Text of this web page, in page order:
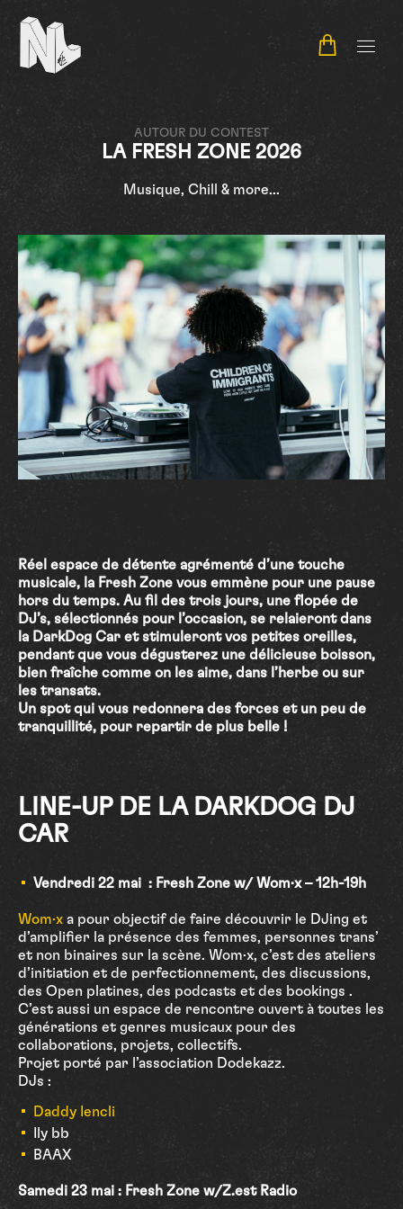
AUTOUR DU CONTEST
LA FRESH ZONE 2026
Musique, Chill & more...
Réel espace de détente agrémenté d’une touche
musicale, la Fresh Zone vous emmène pour une pause
hors du temps. Au fil des trois jours, une flopée de
DJ’s, sélectionnés pour l’occasion, se relaieront dans
la DarkDog Car et stimuleront vos petites oreilles,
pendant que vous dégusterez une délicieuse boisson,
bien fraîche comme on les aime, dans l’herbe ou sur
les transats.
Un spot qui vous redonnera des forces et un peu de
tranquillité, pour repartir de plus belle !
LINE-UP DE LA DARKDOG DJ
CAR
Vendredi 22 mai : Fresh Zone w/ Wom·x – 12h-19h
Wom·x a pour objectif de faire découvrir le DJing et
d’amplifier la présence des femmes, personnes trans’
et non binaires sur la scène. Wom·x, c’est des ateliers
d’initiation et de perfectionnement, des discussions,
des Open platines, des podcasts et des bookings .
C’est aussi un espace de rencontre ouvert à toutes les
générations et genres musicaux pour des
collaborations, projets, collectifs.
Projet porté par l’association Dodekazz.
DJs :
Daddy Iencli
Ily bb
BAAX
Samedi 23 mai : Fresh Zone w/Z.est Radio